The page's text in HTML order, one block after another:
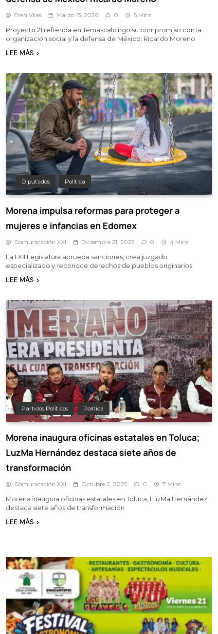
Eren Vilas Marzo 15, 2026 0 5 Mins
Proyecto 21 refrenda en Temascalcingo su compromiso con la
organización social y la defensa de México: Ricardo Moreno
LEE MÁS
Diputados Política
Morena impulsa reformas para proteger a
mujeres e infancias en Edomex
Comunicación XXI Diciembre 21, 2025 0 4 Mins
La LXII Legislatura aprueba sanciones, crea juzgado
especializado y reconoce derechos de pueblos originarios.
LEE MÁS
Partidos Políticos Política
Morena inaugura oficinas estatales en Toluca;
LuzMa Hernández destaca siete años de
transformación
Comunicación XXI Octubre 2, 2025 0 7 Mins
Morena inaugura oficinas estatales en Toluca; LuzMa Hernández
destaca siete años de transformación
LEE MÁS